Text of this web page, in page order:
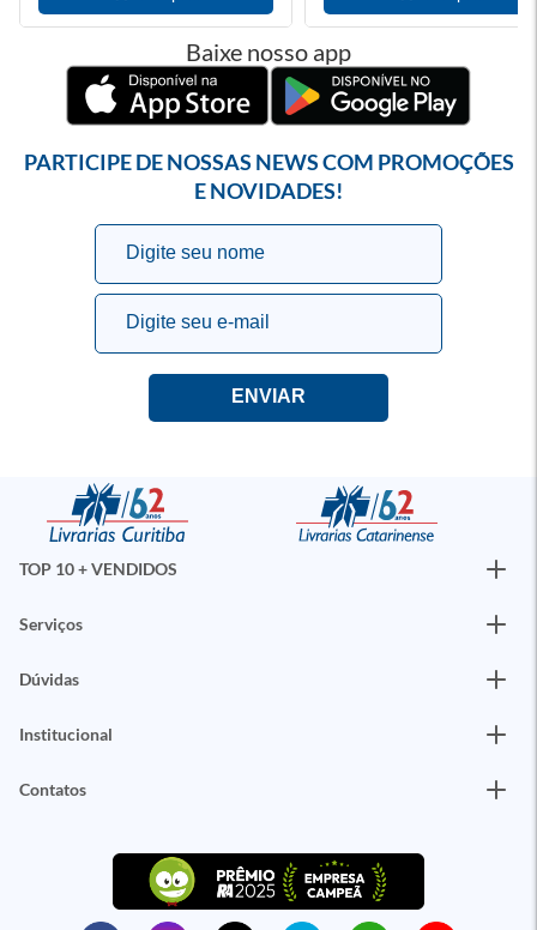
Baixe nosso app
PARTICIPE DE NOSSAS NEWS COM PROMOÇÕES
E NOVIDADES!
TOP 10 + VENDIDOS
Serviços
Dúvidas
Institucional
Contatos